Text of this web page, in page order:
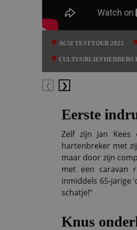
ACSI TESTTOUR 2022
CULTUURLIEFHEBBERS
Eerste
Zelf zijn Jan Kees
hartenbreker met
maar door zijn
met een caravan
inmiddels 65-jarige
schatje!”
Knus